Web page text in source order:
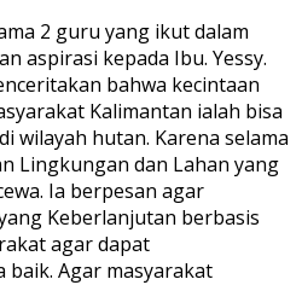
2 guru yang ikut dalam
aspirasi kepada Ibu. Yessy.
bahwa kecintaan
Kalimantan ialah bisa
wilayah hutan. Karena selama
Lingkungan dan Lahan yang
Ia berpesan agar
Keberlanjutan berbasis
agar dapat
baik. Agar masyarakat